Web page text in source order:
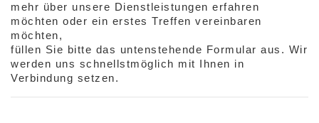
mehr über unsere Dienstleistungen erfahren
möchten oder ein erstes Treffen vereinbaren
möchten,
füllen Sie bitte das untenstehende Formular aus. Wir
werden uns schnellstmöglich mit Ihnen in
Verbindung setzen.